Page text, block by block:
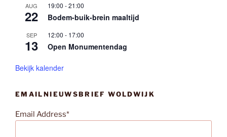
AUG
22
19:00 -21:00
Bodem-buik-brein maaltijd
SEP
13
12:00 - 17:00
Open Monumentendag
Bekijk kalender
EMAILNIEUWSBRIEF WOLDWIJK
Email Address*